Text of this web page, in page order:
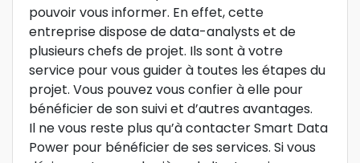
pouvoir vous informer. En effet, cette
entreprise dispose de data-analysts et de
plusieurs chefs de projet. Ils sont à votre
service pour vous guider à toutes les étapes du
projet. Vous pouvez vous confier à elle pour
bénéficier de son suivi et d’autres avantages.
Il ne vous reste plus qu’à contacter Smart Data
Power pour bénéficier de ses services. Si vous